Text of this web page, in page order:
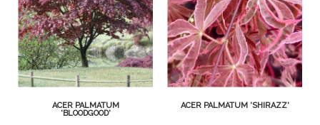
ACER PALMATUM
'BLOODGOOD'
ACER PALMATUM 'SHIRAZZ'